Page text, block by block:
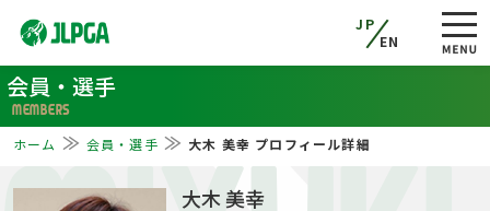
JP
EN
会員・選手
MEMBERS
ホーム 会員・選手 大木 美幸 プロフィール詳細
大木 美幸